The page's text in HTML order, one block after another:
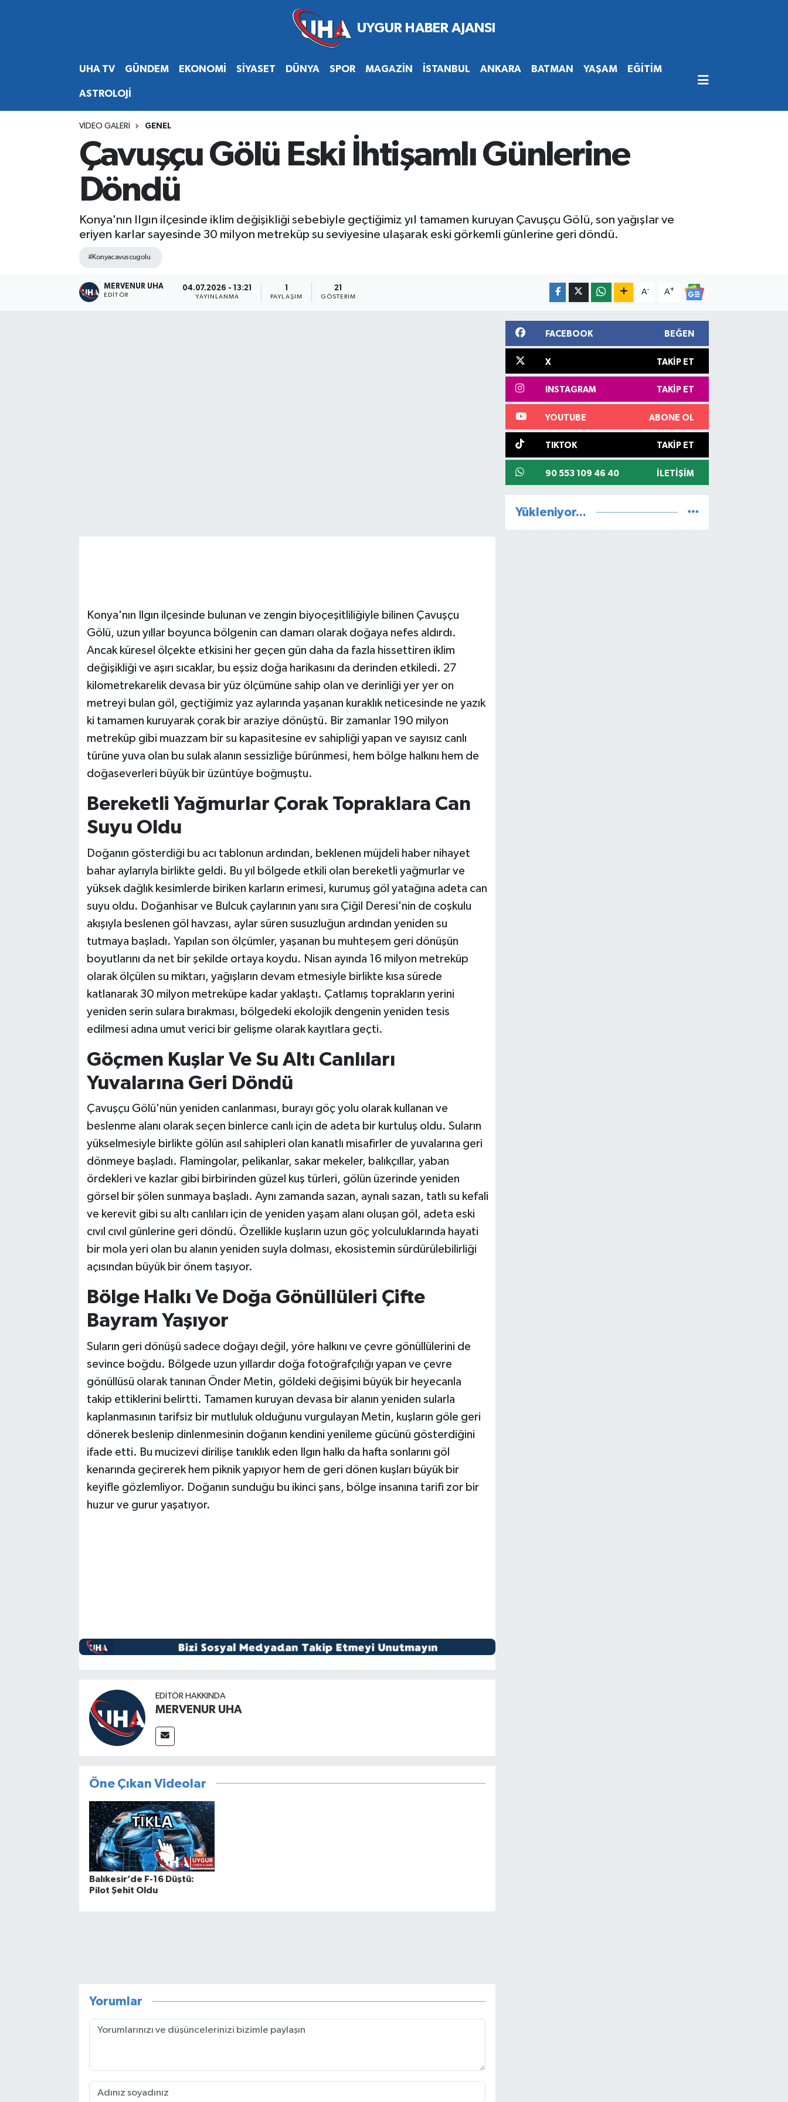
UHA TV GÜNDEM EKONOMİ SİYASET DÜNYA SPOR MAGAZİN İSTANBUL ANKARA BATMAN YAŞAM EĞİTİM
ASTROLOJİ
VIDEO GALERI GENEL
Çavuşçu Gölü Eski İhtişamlı Günlerine
Döndü
Konya'nın Ilgın ilçesinde iklim değişikliği sebebiyle geçtiğimiz yıl tamamen kuruyan Çavuşçu Gölü, son yağışlar ve
eriyen karlar sayesinde 30 milyon metreküp su seviyesine ulaşarak eski görkemli günlerine geri döndü.
#Konyacavuscugolu
MERVENUR UHA
EDITÖR
04.07.2026 - 13:21
YAYINLANMA
1
PAYLAŞIM
21
GÖSTERIM
A- A+
Konya'nın Ilgın ilçesinde bulunan ve zengin biyoçeşitliliğiyle bilinen Çavuşçu
Gölü, uzun yıllar boyunca bölgenin can damarı olarak doğaya nefes aldırdı.
Ancak küresel ölçekte etkisini her geçen gün daha da fazla hissettiren iklim
değişikliği ve aşırı sıcaklar, bu eşsiz doğa harikasını da derinden etkiledi. 27
kilometrekarelik devasa bir yüz ölçümüne sahip olan ve derinliği yer yer on
metreyi bulan göl, geçtiğimiz yaz aylarında yaşanan kuraklık neticesinde ne yazık
ki tamamen kuruyarak çorak bir araziye dönüştü. Bir zamanlar 190 milyon
metreküp gibi muazzam bir su kapasitesine ev sahipliği yapan ve sayısız canlı
türüne yuva olan bu sulak alanın sessizliğe bürünmesi, hem bölge halkını hem de
doğaseverleri büyük bir üzüntüye boğmuştu.
Bereketli Yağmurlar Çorak Topraklara Can
Suyu Oldu
Doğanın gösterdiği bu acı tablonun ardından, beklenen müjdeli haber nihayet
bahar aylarıyla birlikte geldi. Bu yıl bölgede etkili olan bereketli yağmurlar ve
yüksek dağlık kesimlerde biriken karların erimesi, kurumuş göl yatağına adeta can
suyu oldu. Doğanhisar ve Bulcuk çaylarının yanı sıra Çiğil Deresi'nin de coşkulu
akışıyla beslenen göl havzası, aylar süren susuzluğun ardından yeniden su
tutmaya başladı. Yapılan son ölçümler, yaşanan bu muhteşem geri dönüşün
boyutlarını da net bir şekilde ortaya koydu. Nisan ayında 16 milyon metreküp
olarak ölçülen su miktarı, yağışların devam etmesiyle birlikte kısa sürede
katlanarak 30 milyon metreküpe kadar yaklaştı. Çatlamış toprakların yerini
yeniden serin sulara bırakması, bölgedeki ekolojik dengenin yeniden tesis
edilmesi adına umut verici bir gelişme olarak kayıtlara geçti.
Göçmen Kuşlar Ve Su Altı Canlıları
Yuvalarına Geri Döndü
Çavuşçu Gölü'nün yeniden canlanması, burayı göç yolu olarak kullanan ve
beslenme alanı olarak seçen binlerce canlı için de adeta bir kurtuluş oldu. Suların
yükselmesiyle birlikte gölün asıl sahipleri olan kanatlı misafirler de yuvalarına geri
dönmeye başladı. Flamingolar, pelikanlar, sakar mekeler, balıkçıllar, yaban
ördekleri ve kazlar gibi birbirinden güzel kuş türleri, gölün üzerinde yeniden
görsel bir şölen sunmaya başladı. Aynı zamanda sazan, aynalı sazan, tatlı su kefali
ve kerevit gibi su altı canlıları için de yeniden yaşam alanı oluşan göl, adeta eski
cıvıl cıvıl günlerine geri döndü. Özellikle kuşların uzun göç yolculuklarında hayati
bir mola yeri olan bu alanın yeniden suyla dolması, ekosistemin sürdürülebilirliği
açısından büyük bir önem taşıyor.
Bölge Halkı Ve Doğa Gönüllüleri Çifte
Bayram Yaşıyor
Suların geri dönüşü sadece doğayı değil, yöre halkını ve çevre gönüllülerini de
sevince boğdu. Bölgede uzun yıllardır doğa fotoğrafçılığı yapan ve çevre
gönüllüsü olarak tanınan Önder Metin, göldeki değişimi büyük bir heyecanla
takip ettiklerini belirtti. Tamamen kuruyan devasa bir alanın yeniden sularla
kaplanmasının tarifsiz bir mutluluk olduğunu vurgulayan Metin, kuşların göle geri
dönerek beslenip dinlenmesinin doğanın kendini yenileme gücünü gösterdiğini
ifade etti. Bu mucizevi dirilişe tanıklık eden Ilgın halkı da hafta sonlarını göl
kenarında geçirerek hem piknik yapıyor hem de geri dönen kuşları büyük bir
keyifle gözlemliyor. Doğanın sunduğu bu ikinci şans, bölge insanına tarifi zor bir
huzur ve gurur yaşatıyor.
EDITÖR HAKKINDA
MERVENUR UHA
Öne Çıkan Videolar
Balıkesir’de F-16 Düştü:
Pilot Şehit Oldu
Yorumlar
FACEBOOK BEĞEN
X TAKIP ET
INSTAGRAM TAKIP ET
YOUTUBE ABONE OL
TIKTOK TAKIP ET
90 553 109 46 40 İLETIŞIM
Yükleniyor...
Hava Durumu
Süper Lig Puan Durumu ve Fikstür
Tüm Manşetler
Son Dakika Haberleri